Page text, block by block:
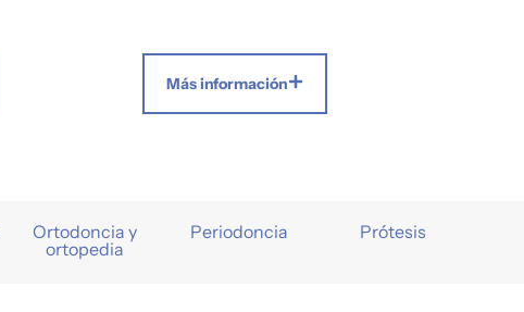
Más información
Ortodoncia y
ortopedia
Periodoncia Prótesis